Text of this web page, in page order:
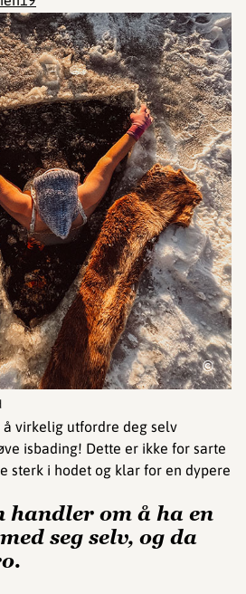
©
virkelig utfordre deg selv
isbading! Dette er ikke for sarte
sterk i hodet og klar for en dypere
handler om å ha en
seg selv, og da